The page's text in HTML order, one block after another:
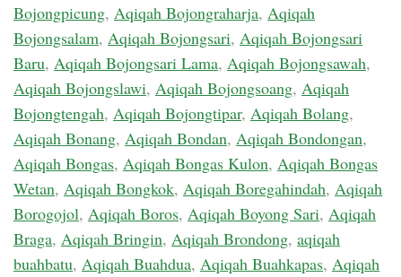
Bojongpicung, Aqiqah Bojongraharja, Aqiqah
Bojongsalam, Aqiqah Bojongsari, Aqiqah Bojongsari
Baru, Aqiqah Bojongsari Lama, Aqiqah Bojongsawah,
Aqiqah Bojongslawi, Aqiqah Bojongsoang, Aqiqah
Bojongtengah, Aqiqah Bojongtipar, Aqiqah Bolang,
Aqiqah Bonang, Aqiqah Bondan, Aqiqah Bondongan,
Aqiqah Bongas, Aqiqah Bongas Kulon, Aqiqah Bongas
Wetan, Aqiqah Bongkok, Aqiqah Boregahindah, Aqiqah
Borogojol, Aqiqah Boros, Aqiqah Boyong Sari, Aqiqah
Braga, Aqiqah Bringin, Aqiqah Brondong, aqiqah
buahbatu, Aqiqah Buahdua, Aqiqah Buahkapas, Aqiqah